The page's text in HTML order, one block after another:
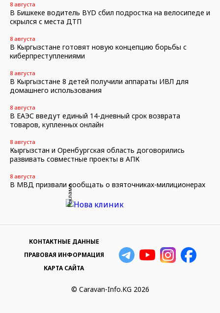
8 августа
В Бишкеке водитель BYD сбил подростка на велосипеде и
скрылся с места ДТП
8 августа
В Кыргызстане готовят новую концепцию борьбы с
киберпреступлениями
8 августа
В Кыргызстане 8 детей получили аппараты ИВЛ для
домашнего использования
8 августа
В ЕАЭС введут единый 14-дневный срок возврата
товаров, купленных онлайн
8 августа
Кыргызстан и Оренбургская область договорились
развивать совместные проекты в АПК
8 августа
В МВД призвали сообщать о взяточниках-милиционерах
Реклама
© Caravan-Info.KG 2026
КОНТАКТНЫЕ ДАННЫЕ
ПРАВОВАЯ ИНФОРМАЦИЯ
КАРТА САЙТА